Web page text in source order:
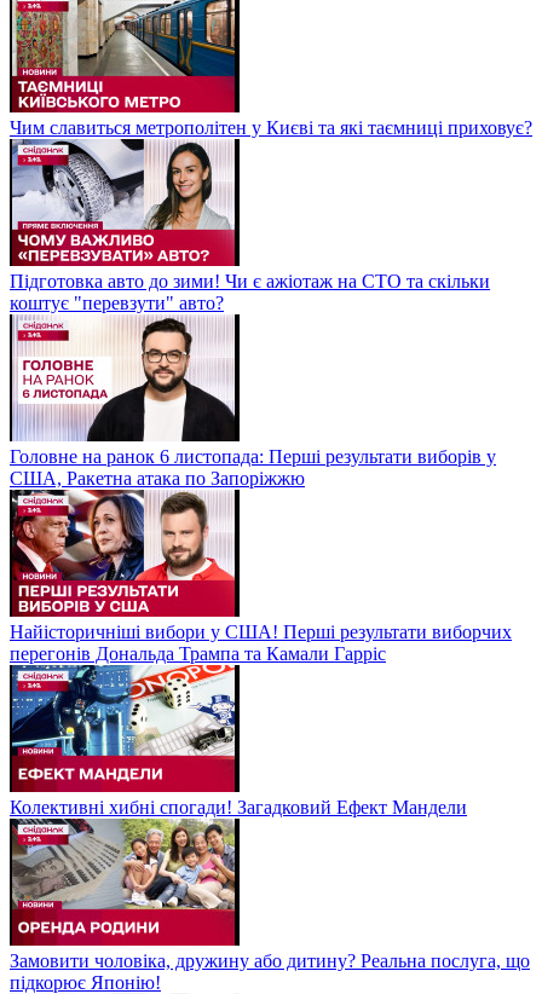
Чим славиться метрополітен у Києві та які таємниці приховує?
Підготовка авто до зими! Чи є ажіотаж на СТО та скільки
коштує "перевзути" авто?
Головне на ранок 6 листопада: Перші результати виборів у
США, Ракетна атака по Запоріжжю
Найісторичніші вибори у США! Перші результати виборчих
перегонів Дональда Трампа та Камали Гарріс
Колективні хибні спогади! Загадковий Ефект Мандели
Замовити чоловіка, дружину або дитину? Реальна послуга, що
підкорює Японію!